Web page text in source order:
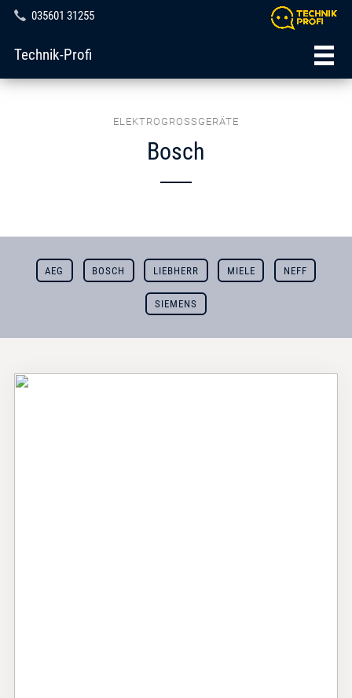
035601 31255
Technik-Profi
ELEKTROGROSSGERÄTE
Bosch
AEG BOSCH LIEBHERR MIELE NEFF
SIEMENS